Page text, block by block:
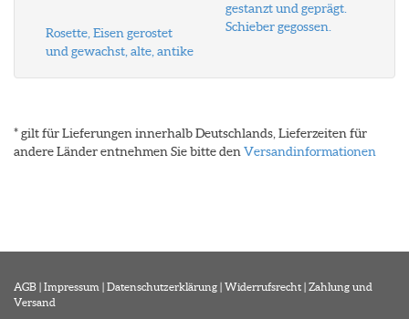
Rosette, Eisen gerostet
und gewachst, alte, antike
gestanzt und geprägt.
Schieber gegossen.
* gilt für Lieferungen innerhalb Deutschlands, Lieferzeiten für
andere Länder entnehmen Sie bitte den Versandinformationen
AGB | Impressum | Datenschutzerklärung | Widerrufsrecht | Zahlung und
Versand